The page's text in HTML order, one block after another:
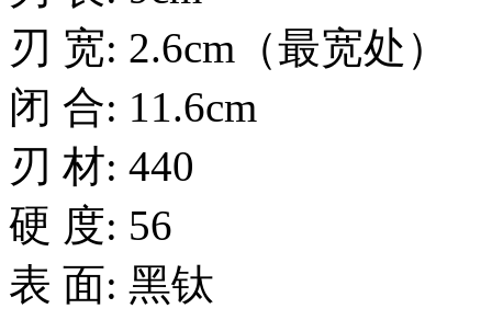
刃 宽: 2.6cm（最宽处）
闭 合: 11.6cm
刃 材: 440
硬 度: 56
表 面: 黑钛